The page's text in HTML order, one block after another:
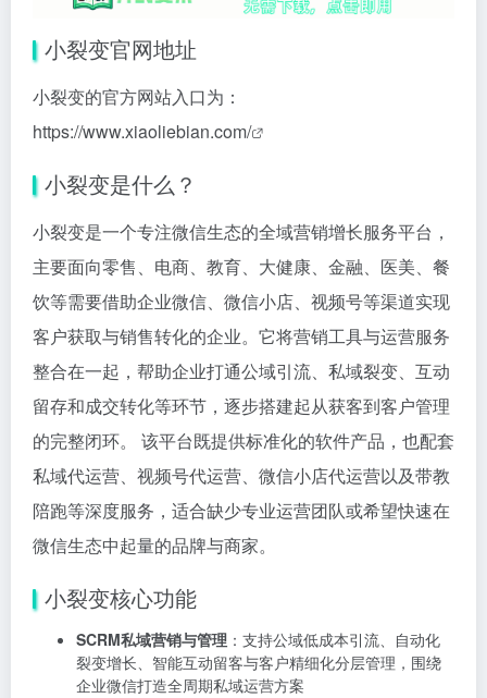
小裂变官网地址
小裂变的官方网站入口为：
https://www.xiaoliebian.com/
小裂变是什么？
小裂变是一个专注微信生态的全域营销增长服务平台，
主要面向零售、电商、教育、大健康、金融、医美、餐
饮等需要借助企业微信、微信小店、视频号等渠道实现
客户获取与销售转化的企业。它将营销工具与运营服务
整合在一起，帮助企业打通公域引流、私域裂变、互动
留存和成交转化等环节，逐步搭建起从获客到客户管理
的完整闭环。 该平台既提供标准化的软件产品，也配套
私域代运营、视频号代运营、微信小店代运营以及带教
陪跑等深度服务，适合缺少专业运营团队或希望快速在
微信生态中起量的品牌与商家。
小裂变核心功能
SCRM私域营销与管理 ：支持公域低成本引流、自动化
裂变增长、智能互动留客与客户精细化分层管理，围绕
企业微信打造全周期私域运营方案